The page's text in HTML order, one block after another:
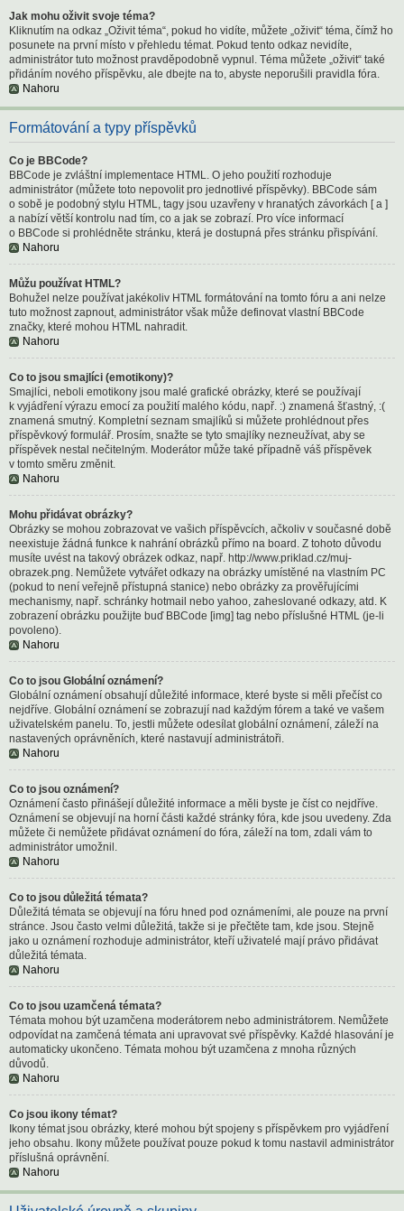
Jak mohu oživit svoje téma?
Kliknutím na odkaz „Oživit téma“, pokud ho vidíte, můžete „oživit“ téma, čímž ho
posunete na první místo v přehledu témat. Pokud tento odkaz nevidíte,
administrátor tuto možnost pravděpodobně vypnul. Téma můžete „oživit“ také
přidáním nového příspěvku, ale dbejte na to, abyste neporušili pravidla fóra.
Nahoru
Formátování a typy příspěvků
Co je BBCode?
BBCode je zvláštní implementace HTML. O jeho použití rozhoduje
administrátor (můžete toto nepovolit pro jednotlivé příspěvky). BBCode sám
o sobě je podobný stylu HTML, tagy jsou uzavřeny v hranatých závorkách [ a ]
a nabízí větší kontrolu nad tím, co a jak se zobrazí. Pro více informací
o BBCode si prohlédněte stránku, která je dostupná přes stránku přispívání.
Nahoru
Můžu používat HTML?
Bohužel nelze používat jakékoliv HTML formátování na tomto fóru a ani nelze
tuto možnost zapnout, administrátor však může definovat vlastní BBCode
značky, které mohou HTML nahradit.
Nahoru
Co to jsou smajlíci (emotikony)?
Smajlíci, neboli emotikony jsou malé grafické obrázky, které se používají
k vyjádření výrazu emocí za použití malého kódu, např. :) znamená šťastný, :(
znamená smutný. Kompletní seznam smajlíků si můžete prohlédnout přes
příspěvkový formulář. Prosím, snažte se tyto smajlíky nezneužívat, aby se
příspěvek nestal nečitelným. Moderátor může také případně váš příspěvek
v tomto směru změnit.
Nahoru
Mohu přidávat obrázky?
Obrázky se mohou zobrazovat ve vašich příspěvcích, ačkoliv v současné době
neexistuje žádná funkce k nahrání obrázků přímo na board. Z tohoto důvodu
musíte uvést na takový obrázek odkaz, např. http://www.priklad.cz/muj-
obrazek.png. Nemůžete vytvářet odkazy na obrázky umístěné na vlastním PC
(pokud to není veřejně přístupná stanice) nebo obrázky za prověřujícími
mechanismy, např. schránky hotmail nebo yahoo, zaheslované odkazy, atd. K
zobrazení obrázku použijte buď BBCode [img] tag nebo příslušné HTML (je-li
povoleno).
Nahoru
Co to jsou Globální oznámení?
Globální oznámení obsahují důležité informace, které byste si měli přečíst co
nejdříve. Globální oznámení se zobrazují nad každým fórem a také ve vašem
uživatelském panelu. To, jestli můžete odesílat globální oznámení, záleží na
nastavených oprávněních, které nastavují administrátoři.
Nahoru
Co to jsou oznámení?
Oznámení často přinášejí důležité informace a měli byste je číst co nejdříve.
Oznámení se objevují na horní části každé stránky fóra, kde jsou uvedeny. Zda
můžete či nemůžete přidávat oznámení do fóra, záleží na tom, zdali vám to
administrátor umožnil.
Nahoru
Co to jsou důležitá témata?
Důležitá témata se objevují na fóru hned pod oznámeními, ale pouze na první
stránce. Jsou často velmi důležitá, takže si je přečtěte tam, kde jsou. Stejně
jako u oznámení rozhoduje administrátor, kteří uživatelé mají právo přidávat
důležitá témata.
Nahoru
Co to jsou uzamčená témata?
Témata mohou být uzamčena moderátorem nebo administrátorem. Nemůžete
odpovídat na zamčená témata ani upravovat své příspěvky. Každé hlasování je
automaticky ukončeno. Témata mohou být uzamčena z mnoha různých
důvodů.
Nahoru
Co jsou ikony témat?
Ikony témat jsou obrázky, které mohou být spojeny s příspěvkem pro vyjádření
jeho obsahu. Ikony můžete používat pouze pokud k tomu nastavil administrátor
příslušná oprávnění.
Nahoru